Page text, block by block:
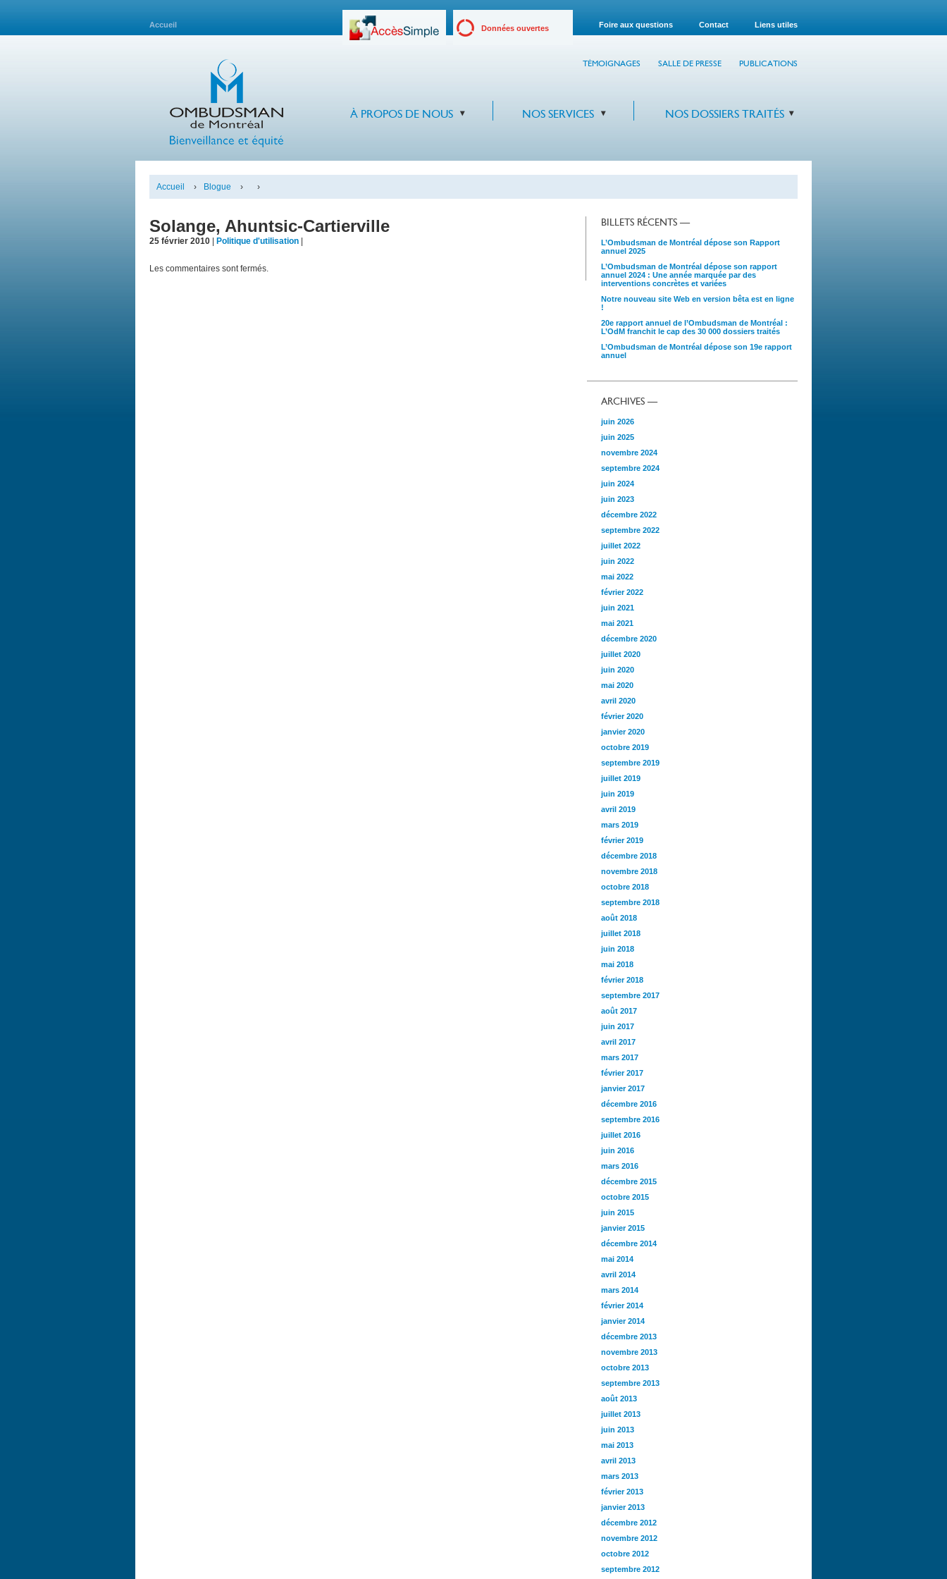
Accueil Données ouvertes Foire aux questions Contact Liens utiles
TÉMOIGNAGES SALLE DE PRESSE PUBLICATIONS
À PROPOS DE NOUS NOS SERVICES NOS DOSSIERS TRAITÉS
Accueil › Blogue › ›
Solange, Ahuntsic-Cartierville
25 février 2010 Politique d'utilisation
Les commentaires sont fermés.
BILLETS RÉCENTS —
L’Ombudsman de Montréal dépose son Rapport
annuel 2025
L’Ombudsman de Montréal dépose son rapport
annuel 2024 : Une année marquée par des
interventions concrètes et variées
Notre nouveau site Web en version bêta est en ligne
!
20e rapport annuel de l’Ombudsman de Montréal :
L’OdM franchit le cap des 30 000 dossiers traités
L’Ombudsman de Montréal dépose son 19e rapport
annuel
ARCHIVES —
juin 2026
juin 2025
novembre 2024
septembre 2024
juin 2024
juin 2023
décembre 2022
septembre 2022
juillet 2022
juin 2022
mai 2022
février 2022
juin 2021
mai 2021
décembre 2020
juillet 2020
juin 2020
mai 2020
avril 2020
février 2020
janvier 2020
octobre 2019
septembre 2019
juillet 2019
juin 2019
avril 2019
mars 2019
février 2019
décembre 2018
novembre 2018
octobre 2018
septembre 2018
août 2018
juillet 2018
juin 2018
mai 2018
février 2018
septembre 2017
août 2017
juin 2017
avril 2017
mars 2017
février 2017
janvier 2017
décembre 2016
septembre 2016
juillet 2016
juin 2016
mars 2016
décembre 2015
octobre 2015
juin 2015
janvier 2015
décembre 2014
mai 2014
avril 2014
mars 2014
février 2014
janvier 2014
décembre 2013
novembre 2013
octobre 2013
septembre 2013
août 2013
juillet 2013
juin 2013
mai 2013
avril 2013
mars 2013
février 2013
janvier 2013
décembre 2012
novembre 2012
octobre 2012
septembre 2012